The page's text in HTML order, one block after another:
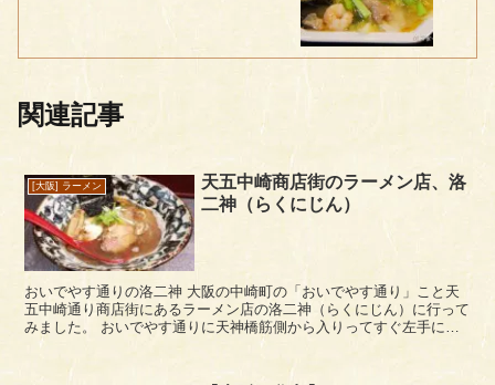
関連記事
[大阪] ラーメン
天五中崎商店街のラーメン店、洛
二神（らくにじん）
おいでやす通りの洛二神 大阪の中崎町の「おいでやす通り」こと天
五中崎通り商店街にあるラーメン店の洛二神（らくにじん）に行って
みました。 おいでやす通りに天神橋筋側から入りってすぐ左手にあ
ります。おいでやす通りもよく通るのですが...